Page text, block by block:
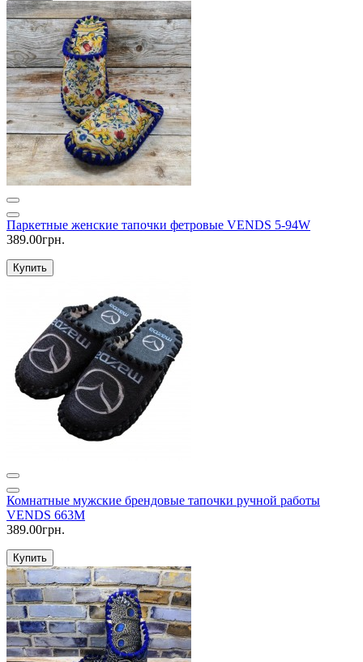
Паркетные женские тапочки фетровые VENDS 5-94W
389.00грн.
Купить
Комнатные мужские брендовые тапочки ручной работы
VENDS 663M
389.00грн.
Купить